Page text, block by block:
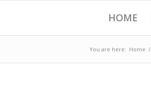
HOME
You are here: Home /